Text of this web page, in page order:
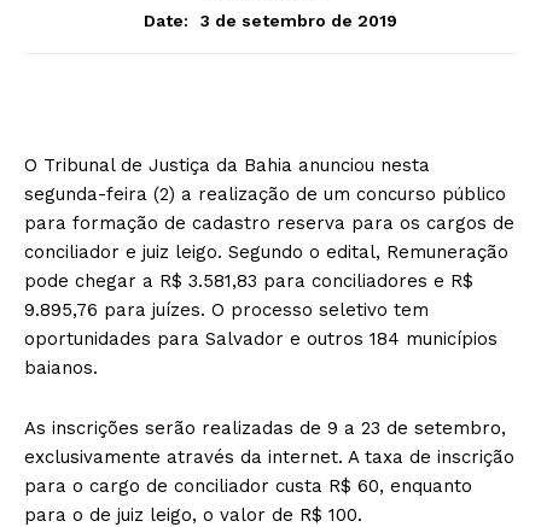
Date:
3 de setembro de 2019
O Tribunal de Justiça da Bahia anunciou nesta
segunda-feira (2) a realização de um concurso público
para formação de cadastro reserva para os cargos de
conciliador e juiz leigo. Segundo o edital, Remuneração
pode chegar a R$ 3.581,83 para conciliadores e R$
9.895,76 para juízes. O processo seletivo tem
oportunidades para Salvador e outros 184 municípios
baianos.
As inscrições serão realizadas de 9 a 23 de setembro,
exclusivamente através da internet. A taxa de inscrição
para o cargo de conciliador custa R$ 60, enquanto
para o de juiz leigo, o valor de R$ 100.